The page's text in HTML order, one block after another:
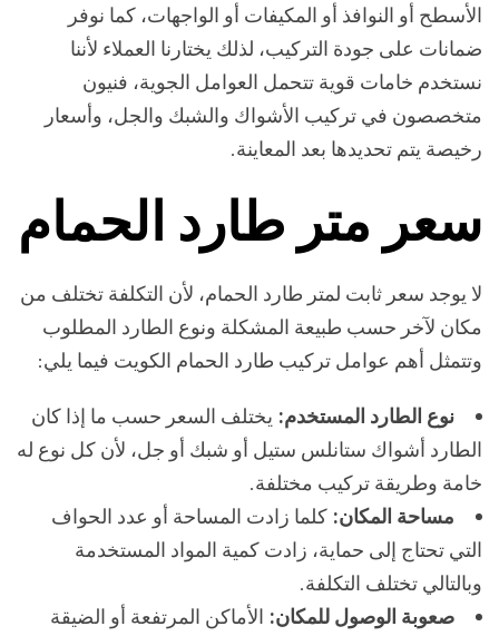
الأسطح أو النوافذ أو المكيفات أو الواجهات، كما نوفر
ضمانات على جودة التركيب، لذلك يختارنا العملاء لأننا
نستخدم خامات قوية تتحمل العوامل الجوية، فنيون
متخصصون في تركيب الأشواك والشبك والجل، وأسعار
رخيصة يتم تحديدها بعد المعاينة.
سعر متر طارد الحمام
لا يوجد سعر ثابت لمتر طارد الحمام، لأن التكلفة تختلف من
مكان لآخر حسب طبيعة المشكلة ونوع الطارد المطلوب
وتتمثل أهم عوامل تركيب طارد الحمام الكويت فيما يلي:
نوع الطارد المستخدم: يختلف السعر حسب ما إذا كان
الطارد أشواك ستانلس ستيل أو شبك أو جل، لأن كل نوع له
خامة وطريقة تركيب مختلفة.
مساحة المكان: كلما زادت المساحة أو عدد الحواف
التي تحتاج إلى حماية، زادت كمية المواد المستخدمة
وبالتالي تختلف التكلفة.
صعوبة الوصول للمكان: الأماكن المرتفعة أو الضيقة